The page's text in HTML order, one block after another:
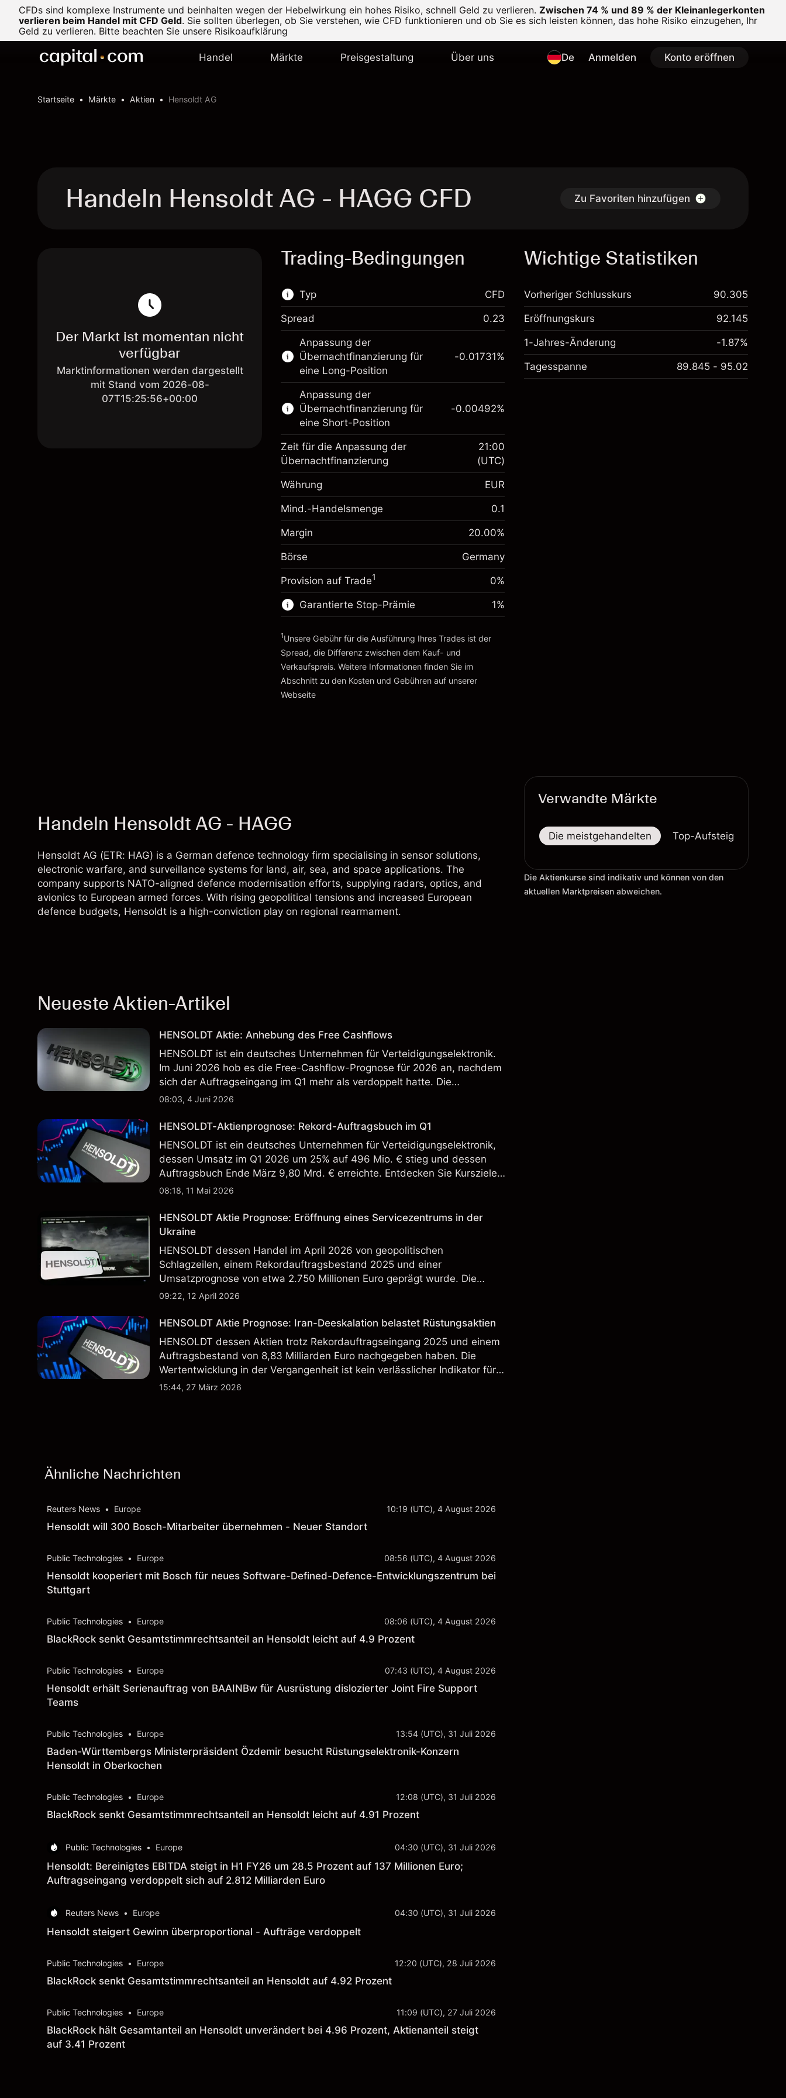
CFDs sind komplexe Instrumente und beinhalten wegen der Hebelwirkung ein hohes Risiko, schnell Geld zu verlieren. Zwischen 74 % und 89 % der Kleinanlegerkonten
verlieren beim Handel mit CFD Geld. Sie sollten überlegen, ob Sie verstehen, wie CFD funktionieren und ob Sie es sich leisten können, das hohe Risiko einzugehen, Ihr
Geld zu verlieren. Bitte beachten Sie unsere Risikoaufklärung
Handel Märkte Preisgestaltung Über uns De Anmelden Konto eröffnen
Startseite Märkte Aktien Hensoldt AG
Handeln Hensoldt AG - HAGG CFD Zu Favoriten hinzufügen
Der Markt ist momentan nicht
verfügbar
Marktinformationen werden dargestellt
mit Stand vom 2026-08-
07T15:25:56+00:00
Trading-Bedingungen
Typ
Dieser Finanzmarkt steht für das CFD-Trading
zur Verfügung.
Erfahren Sie mehr über:
CFDs
CFD
Spread 0.23
Anpassung der
Übernachtfinanzierung für
eine Long-Position
Margin. Ihre Investition
€1,000.00
Anpassung der
Übernachtfinanzierung
Gebühren aus fremdfinanzierten
Positionswert
-0.017307
Positionsgröße mit Hebelwirkung ~€5,000.00
Geld aus Hebelwirkung ~
Zur Plattform
-0.01731%
Anpassung der
Übernachtfinanzierung für
eine Short-Position
Margin. Ihre Investition
€1,000.00
Übernachtfinanzierung
Gebühren aus fremdfinanzierten
Positionswert
-0.004915
(-€0.25)
Positionsgröße mit Hebelwirkung ~€5,000.00
Zur Plattform
-0.00492%
Zeit für die Anpassung der
Übernachtfinanzierung
21:00
(UTC)
Währung EUR
Mind.-Handelsmenge 0.1
Margin 20.00%
Börse Germany
Provision auf Trade1 0%
Garantierte Stop-Prämie
Kosten und Gebühren
1%
1Unsere Gebühr für die Ausführung Ihres Trades ist der
Spread, die Differenz zwischen dem Kauf- und
Verkaufspreis. Weitere Informationen finden Sie im
Abschnitt zu den Kosten und Gebühren auf unserer
Webseite
Wichtige Statistiken
Vorheriger Schlusskurs 90.305
Eröffnungskurs 92.145
1-Jahres-Änderung -1.87%
Tagesspanne 89.845 - 95.02
Handeln Hensoldt AG - HAGG
Hensoldt AG (ETR: HAG) is a German defence technology firm specialising in sensor solutions,
electronic warfare, and surveillance systems for land, air, sea, and space applications. The
company supports NATO-aligned defence modernisation efforts, supplying radars, optics, and
avionics to European armed forces. With rising geopolitical tensions and increased European
defence budgets, Hensoldt is a high-conviction play on regional rearmament.
Neueste Aktien-Artikel
HENSOLDT Aktie: Anhebung des Free Cashflows
HENSOLDT ist ein deutsches Unternehmen für Verteidigungselektronik.
Im Juni 2026 hob es die Free-Cashflow-Prognose für 2026 an, nachdem
sich der Auftragseingang im Q1 mehr als verdoppelt hatte. Die
Wertentwicklung in der Vergangenheit ist kein verlässlicher Indikator für
08:03, 4 Juni 2026
HENSOLDT-Aktienprognose: Rekord-Auftragsbuch im Q1
HENSOLDT ist ein deutsches Unternehmen für Verteidigungselektronik,
dessen Umsatz im Q1 2026 um 25% auf 496 Mio. € stieg und dessen
Auftragsbuch Ende März 9,80 Mrd. € erreichte. Entdecken Sie Kursziele
Dritter für HAG sowie technische Analysen.
08:18, 11 Mai 2026
HENSOLDT Aktie Prognose: Eröffnung eines Servicezentrums in der
Ukraine
HENSOLDT dessen Handel im April 2026 von geopolitischen
Schlagzeilen, einem Rekordauftragsbestand 2025 und einer
Umsatzprognose von etwa 2.750 Millionen Euro geprägt wurde. Die
Wertentwicklung in der Vergangenheit ist kein verlässlicher Indikator für
09:22, 12 April 2026
HENSOLDT Aktie Prognose: Iran-Deeskalation belastet Rüstungsaktien
HENSOLDT dessen Aktien trotz Rekordauftragseingang 2025 und einem
Auftragsbestand von 8,83 Milliarden Euro nachgegeben haben. Die
Wertentwicklung in der Vergangenheit ist kein verlässlicher Indikator für
zukünftige Ergebnisse. Entdecken Sie Kursziele Dritter für HAG sowie
15:44, 27 März 2026
Ähnliche Nachrichten
Reuters News • Europe 10:19 (UTC), 4 August 2026
Hensoldt will 300 Bosch-Mitarbeiter übernehmen - Neuer Standort
Public Technologies • Europe 08:56 (UTC), 4 August 2026
Hensoldt kooperiert mit Bosch für neues Software-Defined-Defence-Entwicklungszentrum bei
Stuttgart
Public Technologies • Europe 08:06 (UTC), 4 August 2026
BlackRock senkt Gesamtstimmrechtsanteil an Hensoldt leicht auf 4.9 Prozent
Public Technologies • Europe 07:43 (UTC), 4 August 2026
Hensoldt erhält Serienauftrag von BAAINBw für Ausrüstung dislozierter Joint Fire Support
Teams
Public Technologies • Europe 13:54 (UTC), 31 Juli 2026
Baden-Württembergs Ministerpräsident Özdemir besucht Rüstungselektronik-Konzern
Hensoldt in Oberkochen
Public Technologies • Europe 12:08 (UTC), 31 Juli 2026
BlackRock senkt Gesamtstimmrechtsanteil an Hensoldt leicht auf 4.91 Prozent
Public Technologies • Europe 04:30 (UTC), 31 Juli 2026
Hensoldt: Bereinigtes EBITDA steigt in H1 FY26 um 28.5 Prozent auf 137 Millionen Euro;
Auftragseingang verdoppelt sich auf 2.812 Milliarden Euro
Reuters News • Europe 04:30 (UTC), 31 Juli 2026
Hensoldt steigert Gewinn überproportional - Aufträge verdoppelt
Public Technologies • Europe 12:20 (UTC), 28 Juli 2026
BlackRock senkt Gesamtstimmrechtsanteil an Hensoldt auf 4.92 Prozent
Public Technologies • Europe 11:09 (UTC), 27 Juli 2026
BlackRock hält Gesamtanteil an Hensoldt unverändert bei 4.96 Prozent, Aktienanteil steigt
auf 3.41 Prozent
Verwandte Märkte
Die meistgehandelten Top-Aufsteiger
Die Aktienkurse sind indikativ und können von den
aktuellen Marktpreisen abweichen.